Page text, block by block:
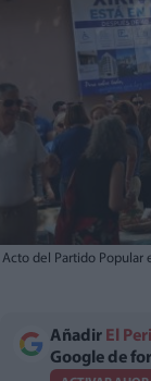
Acto del Partido Popular
Añadir El
Google de